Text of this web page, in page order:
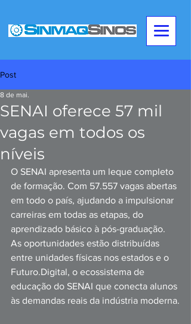
Post
SENAI oferece 57 mil
vagas em todos os
níveis
8 de mai.
O SENAI apresenta um leque completo
de formação. Com 57.557 vagas abertas
em todo o país, ajudando a impulsionar
carreiras em todas as etapas, do
aprendizado básico à pós-graduação.
As oportunidades estão distribuídas
entre unidades físicas nos estados e o
Futuro.Digital, o ecossistema de
educação do SENAI que conecta alunos
às demandas reais da indústria moderna.